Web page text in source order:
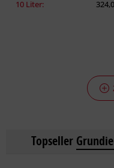
10 Liter:
Topseller